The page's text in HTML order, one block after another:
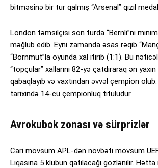
bitməsinə bir tur qalmış “Arsenal” qızıl
London təmsilçisi son turda “Bernli”ni
məğlub edib. Eyni zamanda əsas rəqib
“Bornmut”la oyunda xal itirib (1:1). Bu
“topçular” xallarını 82-yə çatdıraraq ən
qabaqlayıb və vaxtından əvvəl çempion
tarixində 14-cü çempionluq tituludur.
Avrokubok zonası və sürprizlər
Cari mövsüm APL-dən növbəti mövsüm
Liqasına 5 klubun qatılacağı gözlənilir.